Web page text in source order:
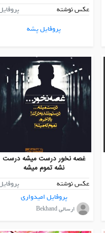
عکس نوشته
پروفایل پشه
غصه نخور درست میشه درست
نشه تموم میشه
عکس نوشته
پروفایل امیدواری
ارسالی Bekhand